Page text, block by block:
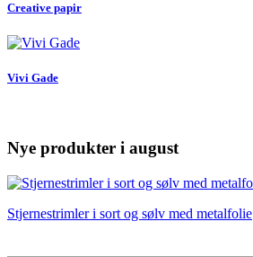
Creative papir
Vivi Gade
Nye produkter i august
Stjernestrimler i sort og sølv med metalfolie